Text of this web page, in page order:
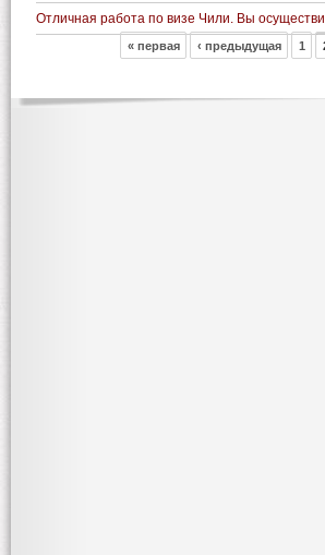
Отличная работа по визе Чили. Вы
« первая ‹ предыдущая 1